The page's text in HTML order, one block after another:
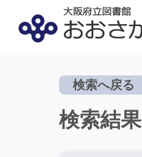
検索へ戻る
検索結果